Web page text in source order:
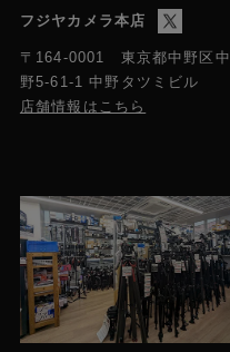
フジヤカメラ本店
〒164-0001 東京都中野区中
野5-61-1 中野タツミビル
店舗情報はこちら